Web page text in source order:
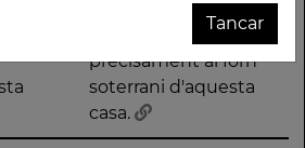
Tancar
casa.